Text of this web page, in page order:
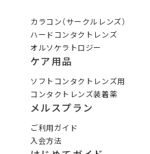
カラコン（サークルレンズ）
ハードコンタクトレンズ
オルソケラトロジー
ケア用品
ソフトコンタクトレンズ用
コンタクトレンズ装着薬
メルスプラン
ご利用ガイド
入会方法